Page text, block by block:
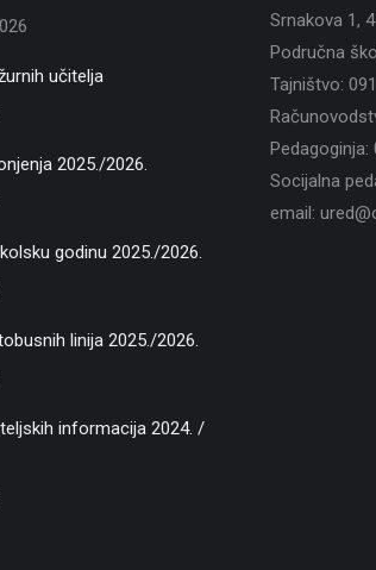
učitelja
2025./2026.
godinu 2025./2026.
linija 2025./2026.
informacija 2024. /
Srnakova 1,
Područna
Tajništvo:
Pedagoginja:
Socijalna
email: